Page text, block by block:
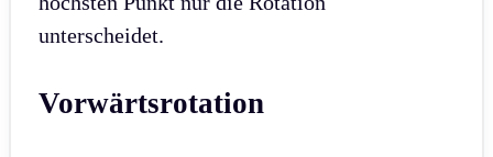
unterscheidet.
Vorwärtsrotation